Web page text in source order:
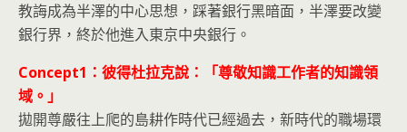
教誨成為半澤的中心思想，踩著銀行黑暗面，半澤要改變
銀行界，終於他進入東京中央銀行。
Concept1：彼得杜拉克說：「尊敬知識工作者的知識領
域。」
拋開尊嚴往上爬的島耕作時代已經過去，新時代的職場環